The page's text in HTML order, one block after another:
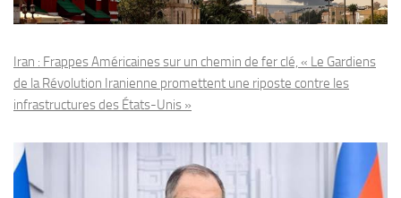
Iran : Frappes Américaines sur un chemin de fer clé, « Le Gardiens
de la Révolution Iranienne promettent une riposte contre les
infrastructures des États-Unis »